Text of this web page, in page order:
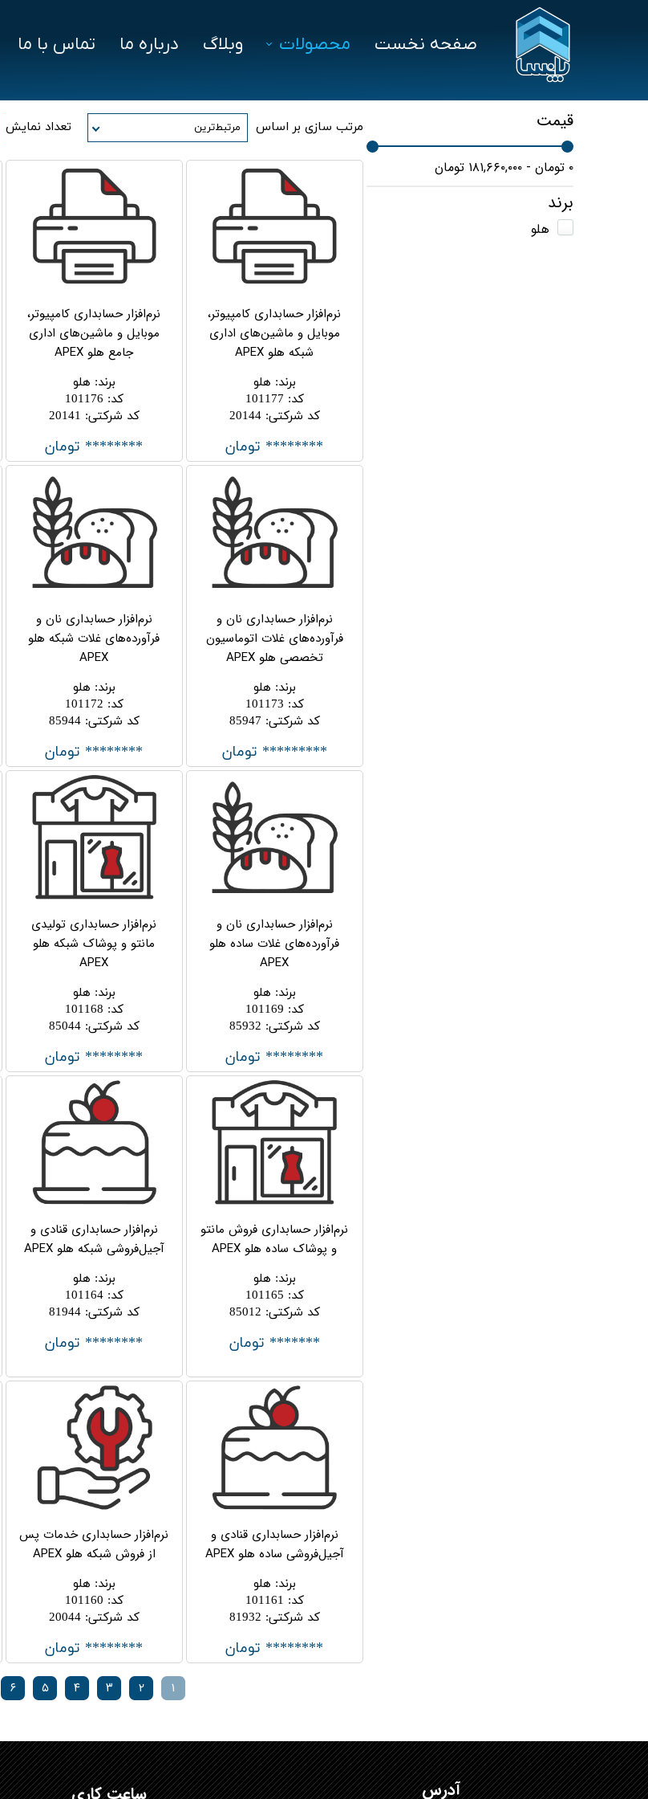
صفحه نخست
محصولات
توزین صدر
بایامکس
هلو
پرشین ویژن
اسپاد
وبلاگ درباره ما تماس با ما
قیمت
۰ تومان - ۱۸۱,۶۶۰,۰۰۰ تومان
برند
هلو
مرتب سازی بر اساس مرتبط‌ترین تعداد نمایش
نرم‌افزار حسابداری کامپیوتر،
موبایل و ماشین‌های اداری
شبکه هلو APEX
برند: هلو
کد:
101177
کد شرکتی:
20144
******** تومان
نرم‌افزار حسابداری کامپیوتر،
موبایل و ماشین‌های اداری
جامع هلو APEX
برند: هلو
کد:
101176
کد شرکتی:
20141
******** تومان
نرم‌افزار حسابداری نان و
فرآورده‌های غلات اتوماسیون
تخصصی هلو APEX
برند: هلو
کد:
101173
کد شرکتی:
85947
********* تومان
نرم‌افزار حسابداری نان و
فرآورده‌های غلات شبکه هلو
APEX
برند: هلو
کد:
101172
کد شرکتی:
85944
******** تومان
نرم‌افزار حسابداری نان و
فرآورده‌های غلات ساده هلو
APEX
برند: هلو
کد:
101169
کد شرکتی:
85932
******** تومان
نرم‌افزار حسابداری تولیدی
مانتو و پوشاک شبکه هلو
APEX
برند: هلو
کد:
101168
کد شرکتی:
85044
******** تومان
نرم‌افزار حسابداری فروش مانتو
و پوشاک ساده هلو APEX
برند: هلو
کد:
101165
کد شرکتی:
85012
******* تومان
نرم‌افزار حسابداری قنادی و
آجیل‌فروشی شبکه هلو APEX
برند: هلو
کد:
101164
کد شرکتی:
81944
******** تومان
نرم‌افزار حسابداری قنادی و
آجیل‌فروشی ساده هلو APEX
برند: هلو
کد:
101161
کد شرکتی:
81932
******** تومان
نرم‌افزار حسابداری خدمات پس
از فروش شبکه هلو APEX
برند: هلو
کد:
101160
کد شرکتی:
20044
******** تومان
۱ ۲ ۳ ۴ ۵ ۶
آدرس ساعت کاری